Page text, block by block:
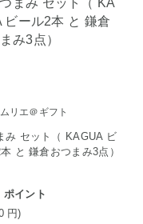
リエ＠ギフト
み セット（ KAGUA ビ
と 鎌倉おつまみ3点）
ポイント
円)